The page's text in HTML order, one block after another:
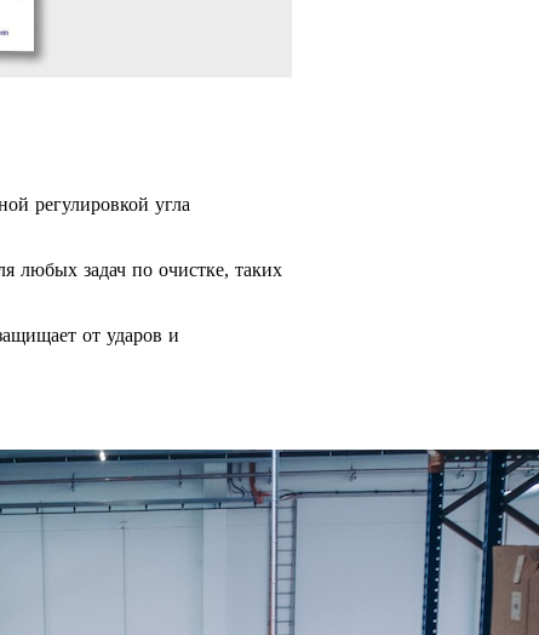
​​регулировкой угла
любых задач по очистке, таких
от ударов и